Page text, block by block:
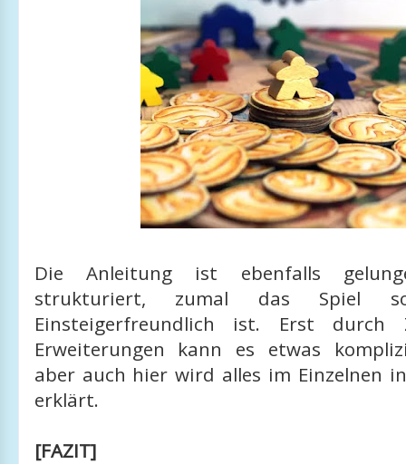
Die Anleitung ist ebenfalls
strukturiert, zumal das Spiel
Einsteigerfreundlich ist. Erst durch
Erweiterungen kann es etwas
aber auch hier wird alles im Einzelnen
erklärt.
[FAZIT]